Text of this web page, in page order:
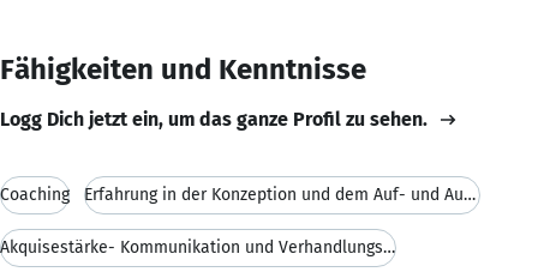
Fähigkeiten und Kenntnisse
Logg Dich jetzt ein, um das ganze Profil zu sehen.
Coaching Erfahrung in der Konzeption und dem Auf- und Ausba
Akquisestärke- Kommunikation und Verhandlungssiche